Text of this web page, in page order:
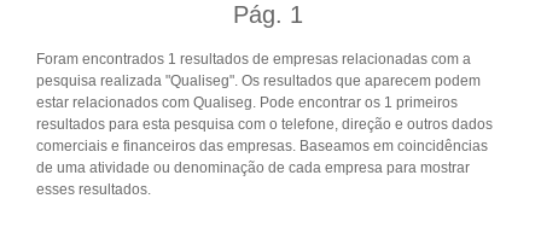
Pág. 1
Foram encontrados 1 resultados de empresas relacionadas com a
pesquisa realizada "Qualiseg". Os resultados que aparecem podem
estar relacionados com Qualiseg. Pode encontrar os 1 primeiros
resultados para esta pesquisa com o telefone, direção e outros dados
comerciais e financeiros das empresas. Baseamos em coincidências
de uma atividade ou denominação de cada empresa para mostrar
esses resultados.